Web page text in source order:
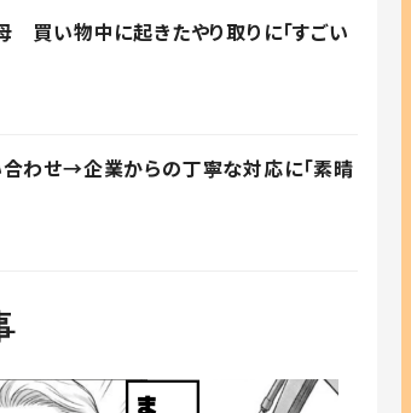
買い物中に起きたやり取りに「すごい
わせ→企業からの丁寧な対応に「素晴